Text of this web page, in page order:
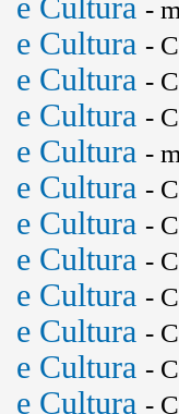
Cultura -
Cultura -
Cultura -
Cultura -
Cultura -
Cultura -
Cultura -
Cultura -
Cultura -
Cultura -
Cultura -
Cultura -